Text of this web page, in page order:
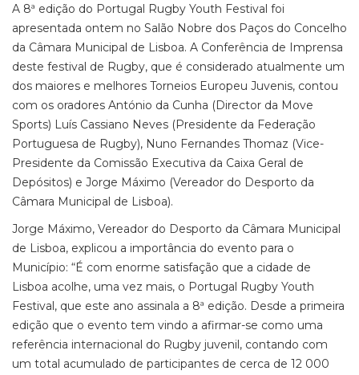
A 8ª edição do Portugal Rugby Youth Festival foi
apresentada ontem no Salão Nobre dos Paços do Concelho
da Câmara Municipal de Lisboa. A Conferência de Imprensa
deste festival de Rugby, que é considerado atualmente um
dos maiores e melhores Torneios Europeu Juvenis, contou
com os oradores António da Cunha (Director da Move
Sports) Luís Cassiano Neves (Presidente da Federação
Portuguesa de Rugby), Nuno Fernandes Thomaz (Vice-
Presidente da Comissão Executiva da Caixa Geral de
Depósitos) e Jorge Máximo (Vereador do Desporto da
Câmara Municipal de Lisboa).
Jorge Máximo, Vereador do Desporto da Câmara Municipal
de Lisboa, explicou a importância do evento para o
Município: “É com enorme satisfação que a cidade de
Lisboa acolhe, uma vez mais, o Portugal Rugby Youth
Festival, que este ano assinala a 8ª edição. Desde a primeira
edição que o evento tem vindo a afirmar-se como uma
referência internacional do Rugby juvenil, contando com
um total acumulado de participantes de cerca de 12 000